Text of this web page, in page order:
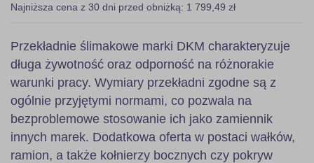
Najniższa cena z 30 dni przed obniżką: 1 799,49 zł
Przekładnie ślimakowe marki DKM charakteryzuje
długa żywotność oraz odporność na różnorakie
warunki pracy. Wymiary przekładni zgodne są z
ogólnie przyjętymi normami, co pozwala na
bezproblemowe stosowanie ich jako zamiennik
innych marek. Dodatkowa oferta w postaci wałków,
ramion, a także kołnierzy bocznych czy pokryw